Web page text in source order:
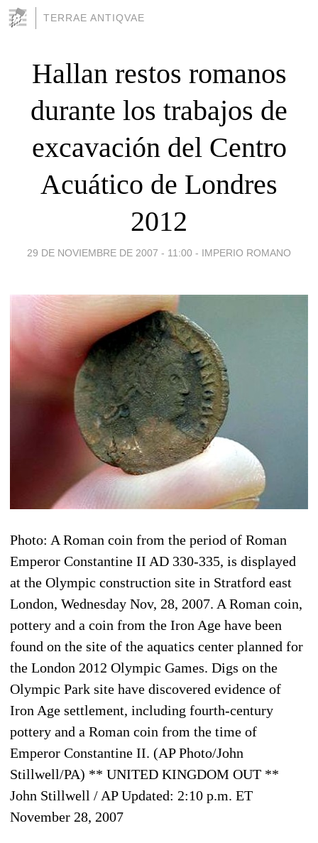
TERRAE ANTIQVAE
Hallan restos romanos
durante los trabajos de
excavación del Centro
Acuático de Londres
2012
29 DE NOVIEMBRE DE 2007 - 11:00 - IMPERIO ROMANO
Photo: A Roman coin from the period of Roman
Emperor Constantine II AD 330-335, is displayed
at the Olympic construction site in Stratford east
London, Wednesday Nov, 28, 2007. A Roman coin,
pottery and a coin from the Iron Age have been
found on the site of the aquatics center planned for
the London 2012 Olympic Games. Digs on the
Olympic Park site have discovered evidence of
Iron Age settlement, including fourth-century
pottery and a Roman coin from the time of
Emperor Constantine II. (AP Photo/John
Stillwell/PA) ** UNITED KINGDOM OUT **
John Stillwell / AP Updated: 2:10 p.m. ET
November 28, 2007